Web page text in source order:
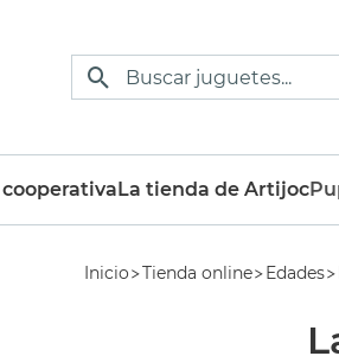
cooperativaLa tienda de Artijoc
Inicio Tienda online Edades